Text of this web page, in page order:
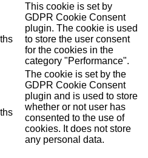
This cookie is set by
GDPR Cookie Consent
plugin. The cookie is used
to store the user consent
for the cookies in the
category "Performance".
The cookie is set by the
GDPR Cookie Consent
plugin and is used to store
whether or not user has
consented to the use of
cookies. It does not store
any personal data.